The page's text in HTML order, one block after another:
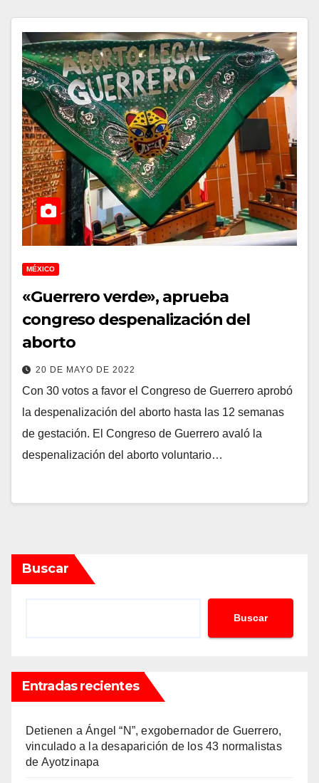
MÉXICO
«Guerrero verde», aprueba
congreso despenalización del
aborto
20 DE MAYO DE 2022
Con 30 votos a favor el Congreso de Guerrero aprobó
la despenalización del aborto hasta las 12 semanas
de gestación. El Congreso de Guerrero avaló la
despenalización del aborto voluntario…
Buscar
Buscar
Entradas recientes
Detienen a Ángel “N”, exgobernador de Guerrero,
vinculado a la desaparición de los 43 normalistas
de Ayotzinapa